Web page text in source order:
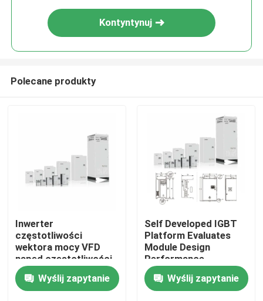
Do domu
Produkty
Kontyntynuj
Polecane produkty
Inwerter
częstotliwości
wektora mocy VFD
napęd częstotliwości
V/F sterowanie 200-
240V 1PH/3PH
napięcie wejściowe
Wyślij zapytanie
Self Developed IGBT
Platform Evaluates
Module Design
Performance
Wyślij zapytanie